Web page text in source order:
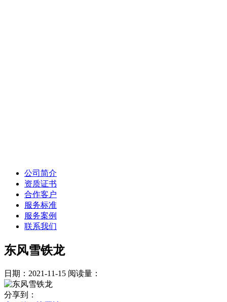
公司简介
资质证书
合作客户
服务标准
服务案例
联系我们
东风雪铁龙
日期：2021-11-15 阅读量：
分享到：